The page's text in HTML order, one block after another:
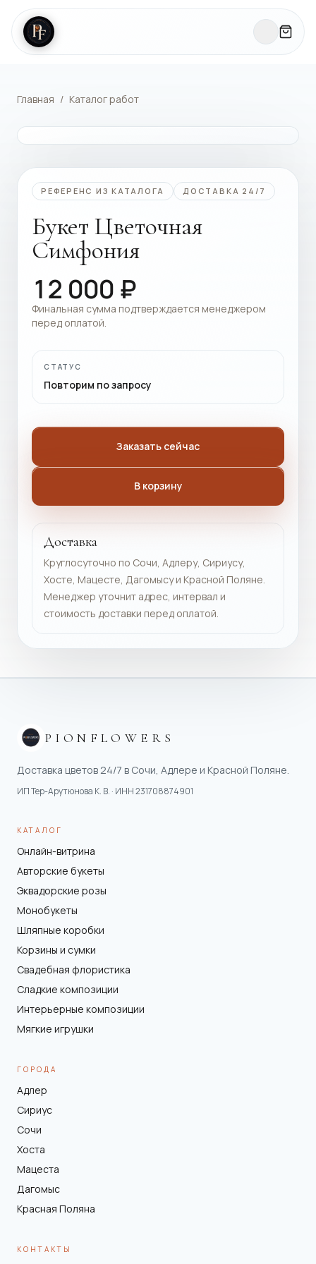
Главная / Каталог работ
РЕФЕРЕНС ИЗ КАТАЛОГА ДОСТАВКА 24/7
Букет Цветочная
Симфония
12 000 ₽
Финальная сумма подтверждается менеджером
перед оплатой.
СТАТУС
Повторим по запросу
Заказать сейчас
В корзину
Доставка
Круглосуточно по Сочи, Адлеру, Сириусу,
Хосте, Мацесте, Дагомысу и Красной Поляне.
Менеджер уточнит адрес, интервал и
стоимость доставки перед оплатой.
PIONFLOWERS
Доставка цветов 24/7 в Сочи, Адлере и Красной Поляне.
ИП Тер-Арутюнова К. В. · ИНН231708874901
КАТАЛОГ
Онлайн-витрина
Авторские букеты
Эквадорские розы
Монобукеты
Шляпные коробки
Корзины и сумки
Свадебная флористика
Сладкие композиции
Интерьерные композиции
Мягкие игрушки
ГОРОДА
Адлер
Сириус
Сочи
Хоста
Мацеста
Дагомыс
Красная Поляна
КОНТАКТЫ